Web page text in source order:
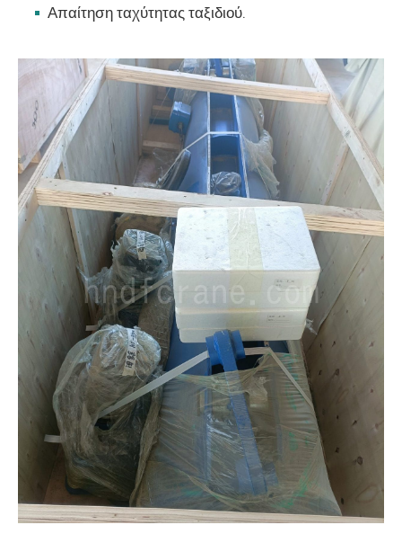
Απαίτηση ταχύτητας ταξιδιού.